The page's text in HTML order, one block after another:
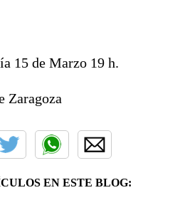
15 de Marzo 19 h.
Zaragoza
EN ESTE BLOG: